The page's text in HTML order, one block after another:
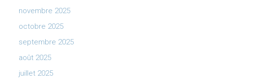
novembre 2025
octobre 2025
septembre 2025
août 2025
juillet 2025